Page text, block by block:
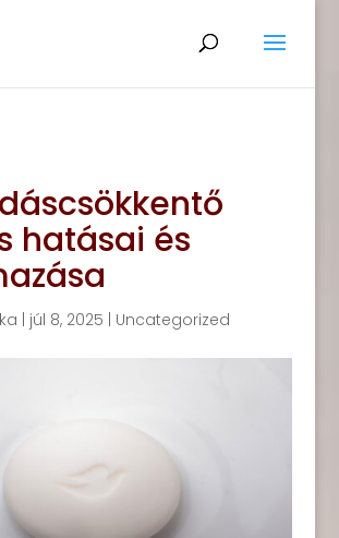
hatásai és
júl 8, 2025 Uncategorized